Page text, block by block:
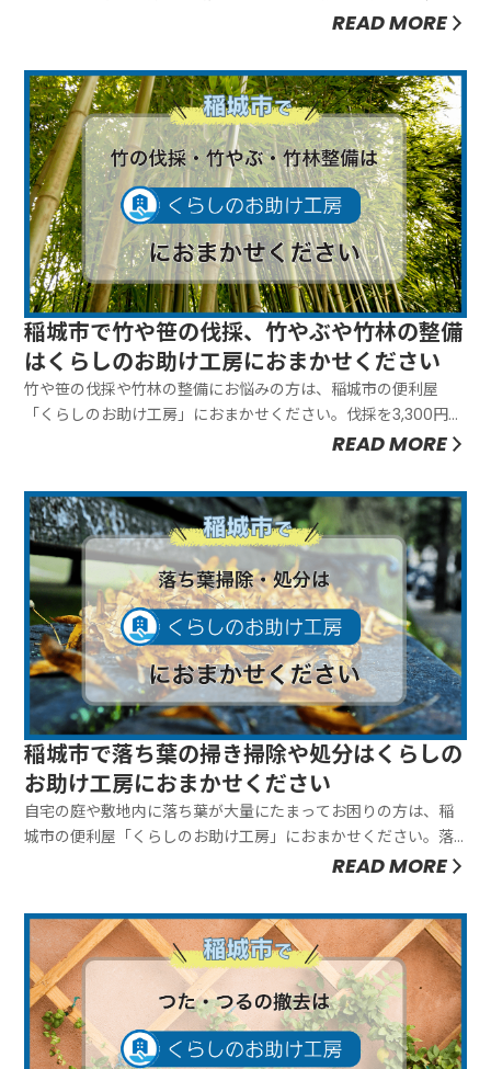
ください。弊社は除草剤散布をワンストップで行ないますの
て臨機応変に対応できることが弊社の強みです。ぜひお気軽に
ご相談ください。除草剤...
READ MORE
稲城市で竹や笹の伐採、竹やぶや竹林の整備
はくらしのお助け工房におまかせください
竹や笹の伐採や竹林の整備にお悩みの方は、稲城市の便利屋
「くらしのお助け工房」におまかせください。伐採を3,300円か
ら／本、伐根を5,500円から／本対応しています。お見積もりは
ので放置していると繁茂して収集がつかなくなります。自宅の
庭や敷地内...
READ MORE
稲城市で落ち葉の掃き掃除や処分はくらしの
お助け工房におまかせください
自宅の庭や敷地内に落ち葉が大量にたまってお困りの方は、稲
城市の便利屋「くらしのお助け工房」におまかせください。落
ち葉の掃き掃除や処分は3,300円から対応いたします。お見積も
自分で処理しようとすると、「終わりが見えずに途方に暮れ
る」「ゴミ袋がす...
READ MORE